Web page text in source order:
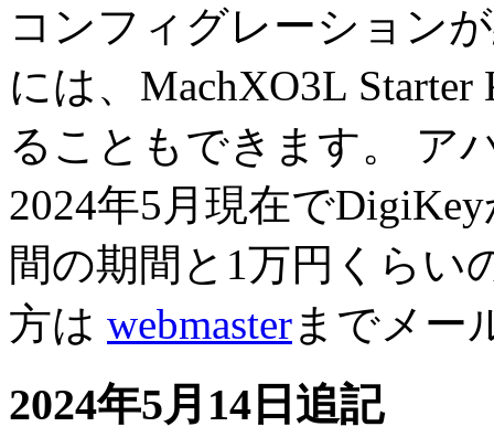
コンフィグレーション
には、MachXO3L
ることもできます。 ア
2024年5月現在で
間の期間と1万円くらい
方は webmasterまでメー
2024年5月14日追記